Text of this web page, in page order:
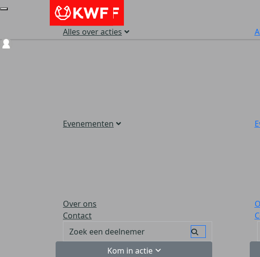
Alles over acties
Evenementen
Over ons
Contact
Kom in actie